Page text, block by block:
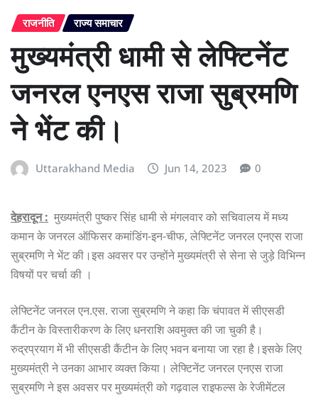
राजनीति राज्य समाचार
मुख्यमंत्री धामी से लेफ्टिनेंट
जनरल एनएस राजा सुब्रमणि
ने भेंट की।
Uttarakhand Media Jun 14, 2023 0
देहरादून : मुख्यमंत्री पुष्कर सिंह धामी से मंगलवार को सचिवालय में मध्य
कमान के जनरल ऑफिसर कमांडिंग-इन-चीफ, लेफ्टिनेंट जनरल एनएस राजा
सुब्रमणि ने भेंट की।इस अवसर पर उन्होंने मुख्यमंत्री से सेना से जुड़े विभिन्न
विषयों पर चर्चा की ।
लेफ्टिनेंट जनरल एन.एस. राजा सुब्रमणि ने कहा कि चंपावत में सीएसडी
कैंटीन के विस्तारीकरण के लिए धनराशि अवमुक्त की जा चुकी है।
रुद्रप्रयाग में भी सीएसडी कैंटीन के लिए भवन बनाया जा रहा है।इसके लिए
मुख्यमंत्री ने उनका आभार व्यक्त किया। लेफ्टिनेंट जनरल एनएस राजा
सुब्रमणि ने इस अवसर पर मुख्यमंत्री को गढ़वाल राइफल्स के रेजीमेंटल